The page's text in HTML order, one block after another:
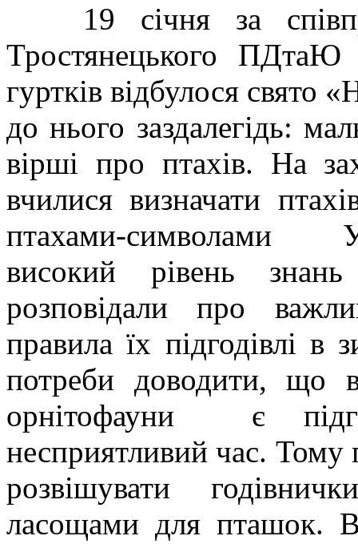
19 січня за
Тростянецького ПДтаЮ
гуртків відбулося свято
до нього заздалегідь:
вірші про птахів. На
вчилися визначати
птахами-символами
високий рівень
розповідали про
правила їх підгодівлі
потреби доводити, що
орнітофауни є
несприятливий час.
розвішувати
ласощами для пташок.